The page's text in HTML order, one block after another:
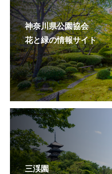
神奈川県公園協会
花と緑の情報サイト
三渓園